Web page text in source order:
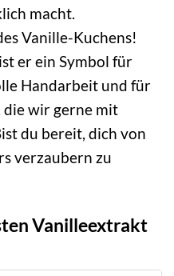
macht.
Vanille-Kuchens!
er ein Symbol für
Handarbeit und für
die wir gerne mit
du bereit, dich von
verzaubern zu
Vanilleextrakt